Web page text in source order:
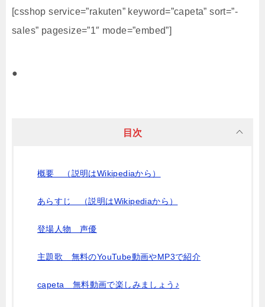
[csshop service=”rakuten” keyword=”capeta” sort=”-
sales” pagesize=”1″ mode=”embed”]
●
目次
概要 （説明はWikipediaから）
あらすじ （説明はWikipediaから）
登場人物 声優
主題歌 無料のYouTube動画やMP3で紹介
capeta 無料動画で楽しみましょう♪